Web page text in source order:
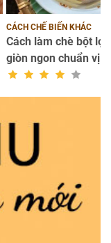
CÁCH CHẾ BIẾN KHÁC
Cách làm chè bột
giòn ngon chuẩn vị